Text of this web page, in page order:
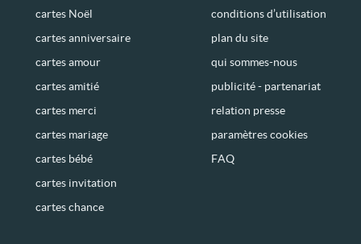
cartes Noël
cartes anniversaire
cartes amour
cartes amitié
cartes merci
cartes mariage
cartes bébé
cartes invitation
cartes chance
conditions d’utilisation
plan du site
qui sommes-nous
publicité - partenariat
relation presse
paramètres cookies
FAQ